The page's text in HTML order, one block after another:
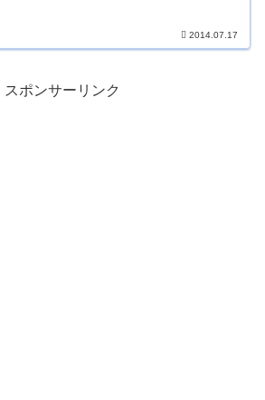
2014.07.17
スポンサーリンク